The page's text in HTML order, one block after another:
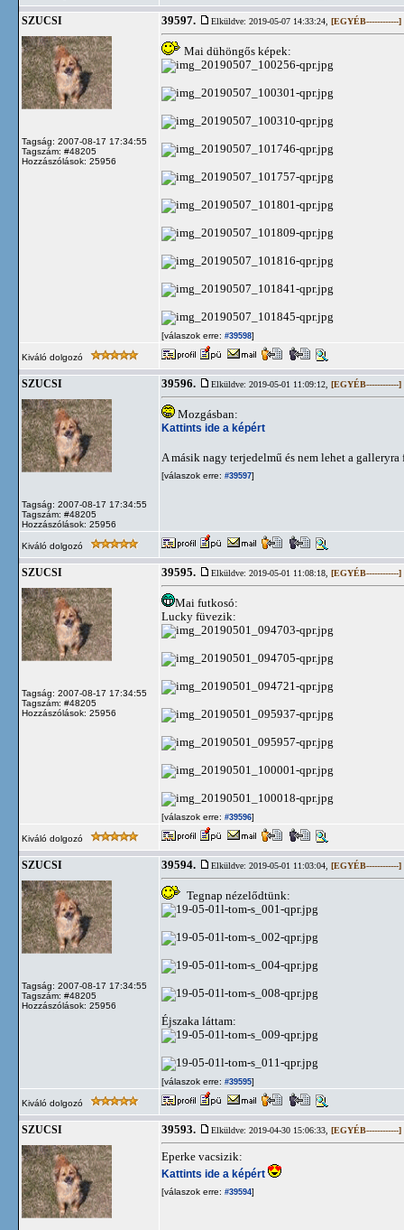
SZUCSI
Tagság: 2007-08-17 17:34:55
Tagszám: #48205
Hozzászólások: 25956
39597. Elküldve: 2019-05-07 14:33:24, [EGYÉB------------]
Mai dühöngős képek:
[válaszok erre: #39598]
Kiváló dolgozó
SZUCSI
Tagság: 2007-08-17 17:34:55
Tagszám: #48205
Hozzászólások: 25956
39596. Elküldve: 2019-05-01 11:09:12, [EGYÉB------------]
Mozgásban:
Kattints ide a képért
A másik nagy terjedelmű és nem lehet a
[válaszok erre: #39597]
Kiváló dolgozó
SZUCSI
Tagság: 2007-08-17 17:34:55
Tagszám: #48205
Hozzászólások: 25956
39595. Elküldve: 2019-05-01 11:08:18, [EGYÉB------------]
Mai futkosó:
Lucky füvezik:
[válaszok erre: #39596]
Kiváló dolgozó
SZUCSI
Tagság: 2007-08-17 17:34:55
Tagszám: #48205
Hozzászólások: 25956
39594. Elküldve: 2019-05-01 11:03:04, [EGYÉB------------]
Tegnap nézelődtünk:
Éjszaka láttam:
[válaszok erre: #39595]
Kiváló dolgozó
SZUCSI 39593. Elküldve: 2019-04-30 15:06:33, [EGYÉB------------]
Eperke vacsizik:
Kattints ide a képért
[válaszok erre: #39594]